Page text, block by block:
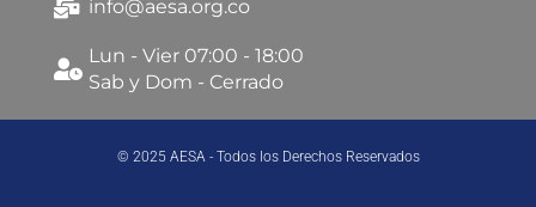
info@aesa.org.co
Lun - Vier 07:00 - 18:00
Sab y Dom - Cerrado
© 2025 AESA - Todos los Derechos Reservados